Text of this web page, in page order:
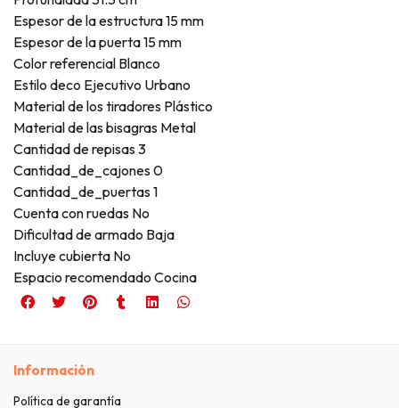
Espesor de la estructura 15 mm
Espesor de la puerta 15 mm
Color referencial Blanco
Estilo deco Ejecutivo Urbano
Material de los tiradores Plástico
Material de las bisagras Metal
Cantidad de repisas 3
Cantidad_de_cajones 0
Cantidad_de_puertas 1
Cuenta con ruedas No
Dificultad de armado Baja
Incluye cubierta No
Espacio recomendado Cocina
Información
Política de garantía